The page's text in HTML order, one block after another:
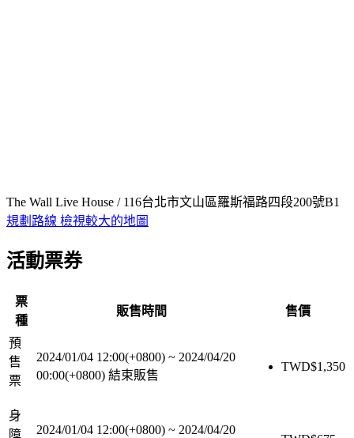
The Wall Live House / 116台北市文山區羅斯福路四段200號B1
規劃路線 檢視較大的地圖
活動票券
票
種
販售時間 售價
預
售
票
2024/01/04 12:00(+0800) ~ 2024/04/20
00:00(+0800) 結束販售
TWD$1,350
身
障
2024/01/04 12:00(+0800) ~ 2024/04/20